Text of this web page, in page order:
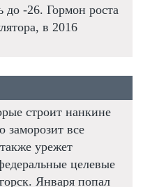
-26. Гормон роста
в 2016
строит нанкине
заморозит все
урежет
целевые
Января попал